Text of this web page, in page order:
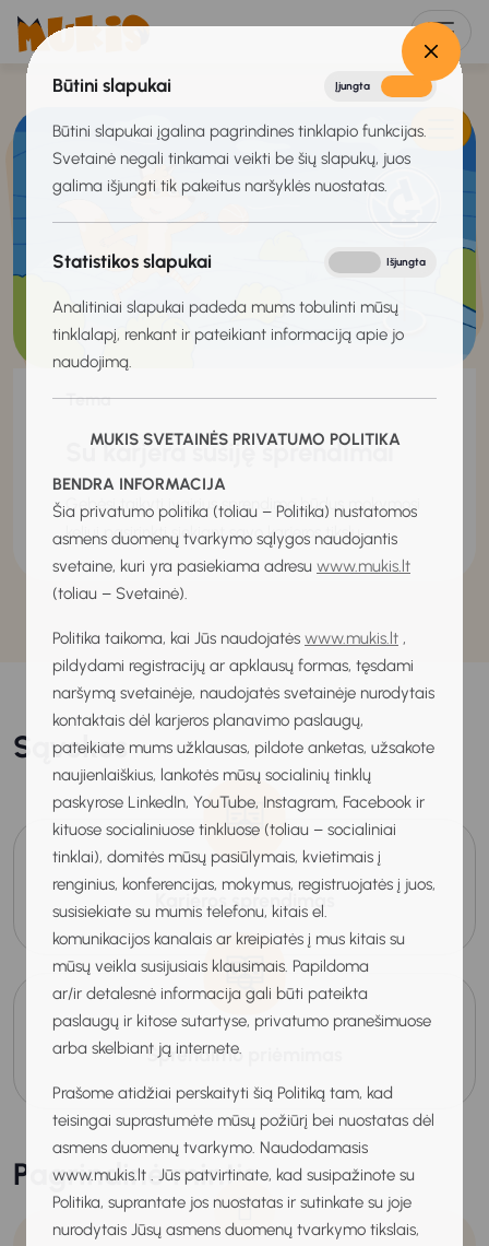
Būtini slapukai Įjungta
Būtini slapukai įgalina pagrindines tinklapio funkcijas.
Svetainė negali tinkamai veikti be šių slapukų, juos
galima išjungti tik pakeitus naršyklės nuostatas.
Statistikos slapukai Išjungta
Analitiniai slapukai padeda mums tobulinti mūsų
tinklalapį, renkant ir pateikiant informaciją apie jo
naudojimą.
MUKIS SVETAINĖS PRIVATUMO POLITIKA
BENDRA INFORMACIJA
Šia privatumo politika (toliau – Politika) nustatomos
asmens duomenų tvarkymo sąlygos naudojantis
svetaine, kuri yra pasiekiama adresu www.mukis.lt
(toliau – Svetainė).
Politika taikoma, kai Jūs naudojatės www.mukis.lt ,
pildydami registracijų ar apklausų formas, tęsdami
naršymą svetainėje, naudojatės svetainėje nurodytais
kontaktais dėl karjeros planavimo paslaugų,
pateikiate mums užklausas, pildote anketas, užsakote
naujienlaiškius, lankotės mūsų socialinių tinklų
paskyrose LinkedIn, YouTube, Instagram, Facebook ir
kituose socialiniuose tinkluose (toliau – socialiniai
tinklai), domitės mūsų pasiūlymais, kvietimais į
renginius, konferencijas, mokymus, registruojatės į juos,
susisiekiate su mumis telefonu, kitais el.
komunikacijos kanalais ar kreipiatės į mus kitais su
mūsų veikla susijusiais klausimais. Papildoma
ar/ir detalesnė informacija gali būti pateikta
paslaugų ir kitose sutartyse, privatumo pranešimuose
arba skelbiant ją internete.
Prašome atidžiai perskaityti šią Politiką tam, kad
teisingai suprastumėte mūsų požiūrį bei nuostatas dėl
asmens duomenų tvarkymo. Naudodamasis
www.mukis.lt . Jūs patvirtinate, kad susipažinote su
Politika, suprantate jos nuostatas ir sutinkate su joje
nurodytais Jūsų asmens duomenų tvarkymo tikslais,
Tema
Su karjera susiję sprendimai
Gebėsi taikyti įvairius sprendimo būdus mokymosi
keliui pasirinkti siekiant savo karjeros tikslų.
Sąvokos
Karjeros sprendimas
Sprendimo priėmimas
Pagrindinė mintis